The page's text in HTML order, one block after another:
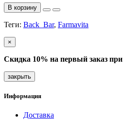
В корзину
Теги: Back_Bar, Farmavita
×
Скидка 10% на первый заказ при
закрыть
Информация
Доставка